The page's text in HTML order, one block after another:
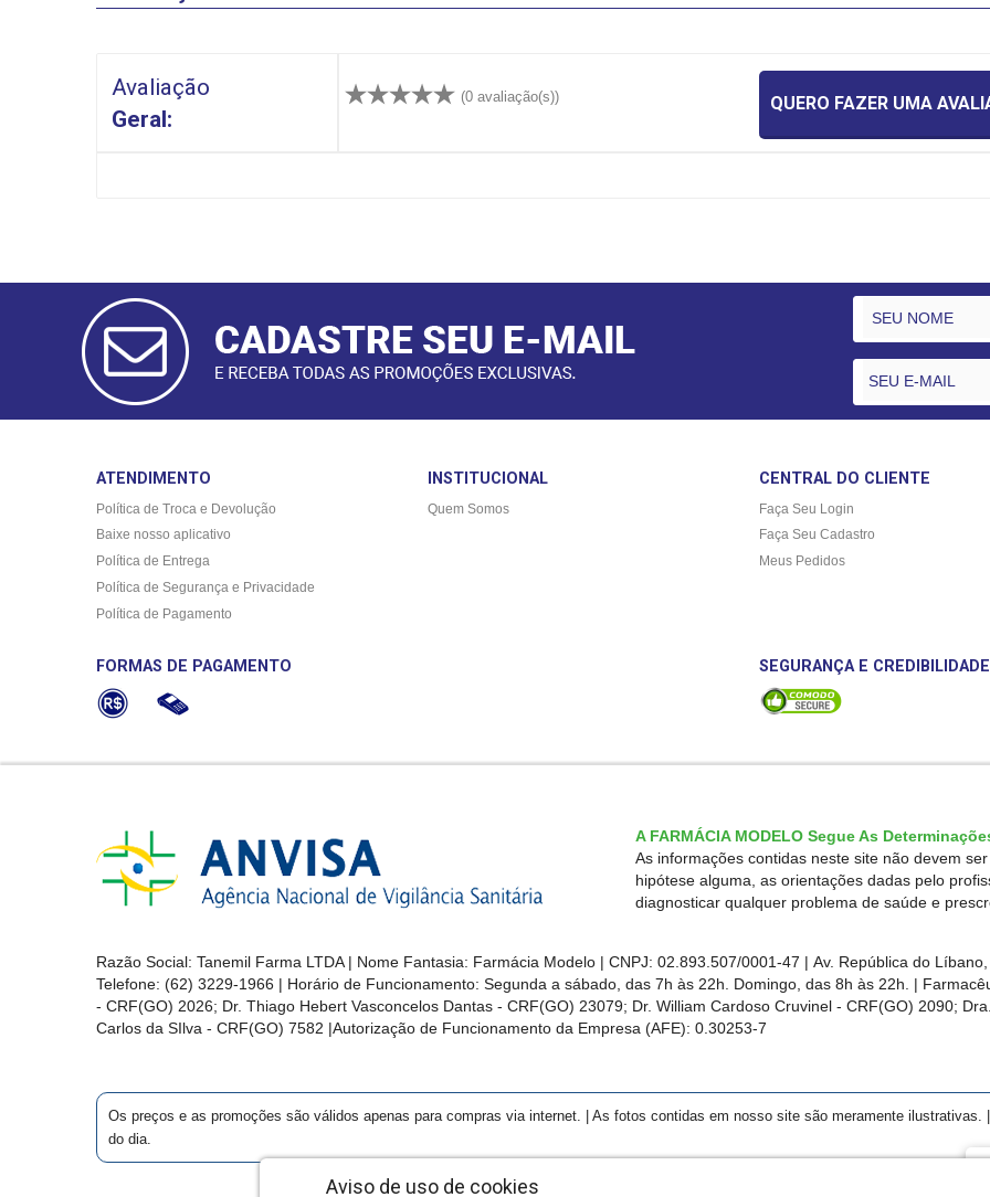
Avaliação
Geral:
(0 avaliação(s)) QUERO FAZER UMA
CADASTRAR
E-MAIL
ATENDIMENTO
Política de Troca e Devolução
Baixe nosso aplicativo
Política de Entrega
Política de Segurança e Privacidade
Política de Pagamento
INSTITUCIONAL
Quem Somos
CENTRAL DO CLIENTE
Faça Seu Login
Faça Seu Cadastro
Meus Pedidos
FORMAS DE PAGAMENTO SEGURANÇA E CREDIBILIDADE
A FARMÁCIA MODELO Segue As
As informações contidas neste site não devem
hipótese alguma, as orientações dadas pelo
diagnosticar qualquer problema de saúde e
Razão Social: Tanemil Farma LTDA | Nome Fantasia: Farmácia Modelo | CNPJ: 02.893.507/0001-47 | Av. República do
Telefone: (62) 3229-1966 | Horário de Funcionamento: Segunda a sábado, das 7h às 22h. Domingo, das 8h às 22h. |
- CRF(GO) 2026; Dr. Thiago Hebert Vasconcelos Dantas - CRF(GO) 23079; Dr. William Cardoso Cruvinel - CRF(GO) 2090;
Carlos da SIlva - CRF(GO) 7582 |Autorização de Funcionamento da Empresa (AFE): 0.30253-7
Os preços e as promoções são válidos apenas para compras via internet. | As fotos contidas em nosso site são meramente
do dia.
Aviso de uso de cookies